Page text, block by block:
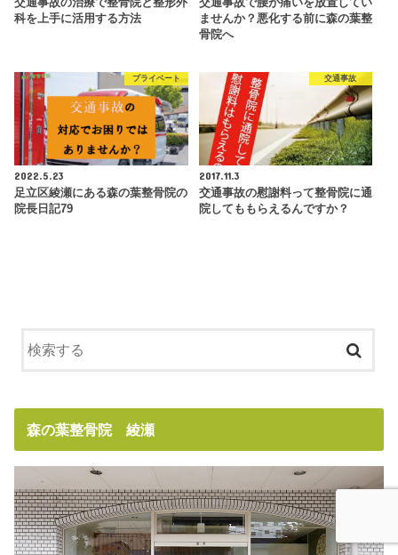
科を上手に活用する方法
ませんか？悪化する前に森の葉整
骨院へ
プライベート
2022.5.23
足立区綾瀬にある森の葉整骨院の
院長日記79
交通事故
2017.11.3
交通事故の慰謝料って整骨院に通
院してももらえるんですか？
森の葉整骨院 綾瀬